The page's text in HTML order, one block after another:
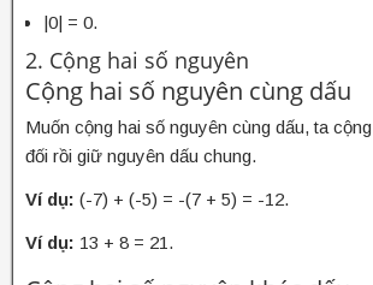
|0| = 0.
2. Cộng hai số nguyên
Cộng hai số nguyên cùng dấu
Muốn cộng hai số nguyên cùng dấu, ta
đối rồi giữ nguyên dấu chung.
Ví dụ: (-7) + (-5) = -(7 + 5) = -12.
Ví dụ: 13 + 8 = 21.